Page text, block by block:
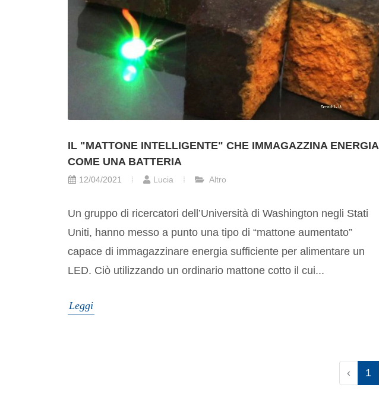
IL "MATTONE INTELLIGENTE" CHE IMMAGAZZINA ENERGIA
COME UNA BATTERIA
12/04/2021 Lucia Altro
Un gruppo di ricercatori dell’Università di Washington negli Stati
Uniti, hanno messo a punto una tipo di “mattone aumentato”
capace di immagazzinare energia sufficiente per alimentare un
LED. Ciò utilizzando un ordinario mattone cotto il cui...
Leggi
‹ 1